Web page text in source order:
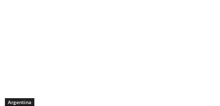
Argentina